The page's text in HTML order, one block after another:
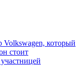
Volkswagen, который
стоит